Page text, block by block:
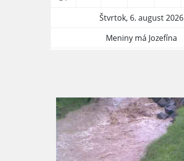
Štvrtok, 6. august 2026
Meniny má Jozefína